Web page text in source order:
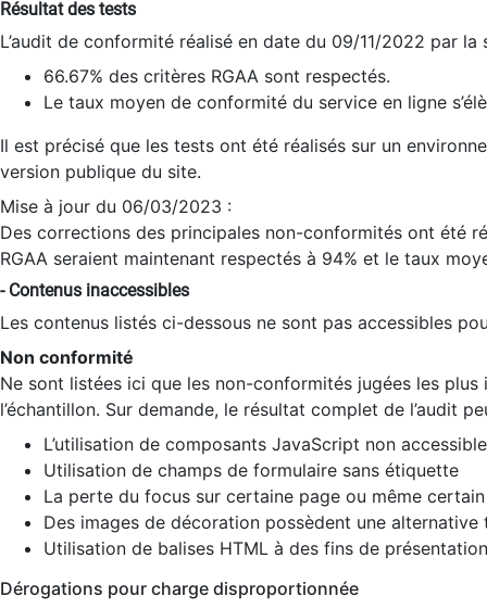
Résultat des tests
L’audit de conformité réalisé en date du 09/11/2022 par
66.67% des critères RGAA sont respectés.
Le taux moyen de conformité du service en ligne
Il est précisé que les tests ont été réalisés sur un
version publique du site.
Mise à jour du 06/03/2023 :
Des corrections des principales non-conformités ont été
RGAA seraient maintenant respectés à 94% et le taux
- Contenus inaccessibles
Les contenus listés ci-dessous ne sont pas accessibles
Non conformité
Ne sont listées ici que les non-conformités jugées les
l’échantillon. Sur demande, le résultat complet de l’audit
L’utilisation de composants JavaScript non
Utilisation de champs de formulaire sans étiquette
La perte du focus sur certaine page ou même
Des images de décoration possèdent une alternative
Utilisation de balises HTML à des fins de
Dérogations pour charge disproportionnée